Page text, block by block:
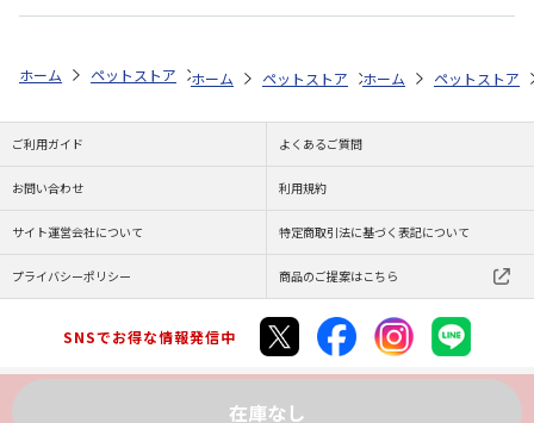
在庫なし
ホーム ペットストア ケージ・飼育その他用品 ポンプ・水質管理（
ホーム ペットストア ケージ・飼育その他用品
ホーム ペットストア
ご利用ガイド よくあるご質問
お問い合わせ 利用規約
サイト運営会社について 特定商取引法に基づく表記について
プライバシーポリシー 商品のご提案はこちら
SNSでお得な情報発信中